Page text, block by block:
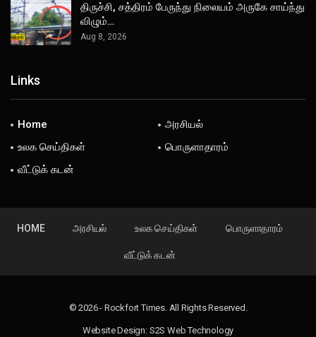
திருச்சி, சத்திரம் பேருந்து நிலையம் அருகே சாய்ந்து
விழும்…
Aug 8, 2026
Links
Home
அரசியல்
உலக செய்திகள்
பொருளாதாரம்
வீட்டுக் கடன்
HOME அரசியல் உலக செய்திகள் பொருளாதாரம்
வீட்டுக் கடன்
© 2026 - Rockfort Times. All Rights Reserved.
Website Design: S2S Web Technology